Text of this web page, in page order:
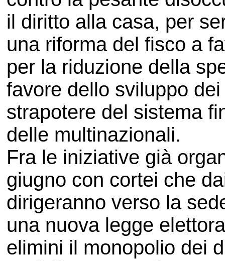
il diritto alla casa, per
una riforma del fisco a
per la riduzione della
favore dello sviluppo
strapotere del sistema
delle multinazionali.
Fra le iniziative già
giugno con cortei che
dirigeranno verso la
una nuova legge
elimini il monopolio dei